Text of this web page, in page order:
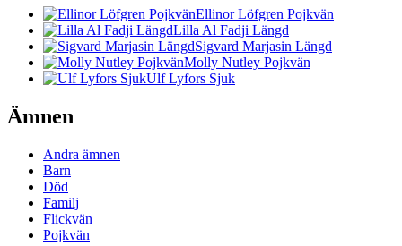
Ellinor Löfgren Pojkvän
Lilla Al Fadji Längd
Sigvard Marjasin Längd
Molly Nutley Pojkvän
Ulf Lyfors Sjuk
Ämnen
Andra ämnen
Barn
Död
Familj
Flickvän
Pojkvän